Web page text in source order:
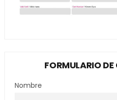
FORMULARIO
Nombre